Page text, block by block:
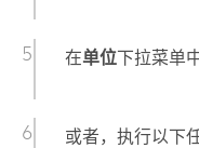
在单位下拉菜单
或者，执行以下